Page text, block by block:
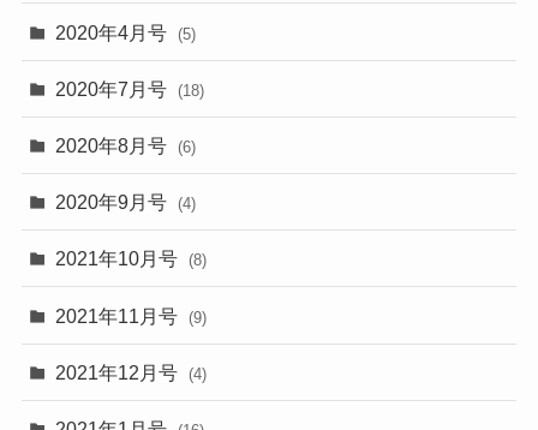
2020年4月号 (5)
2020年7月号 (18)
2020年8月号 (6)
2020年9月号 (4)
2021年10月号 (8)
2021年11月号 (9)
2021年12月号 (4)